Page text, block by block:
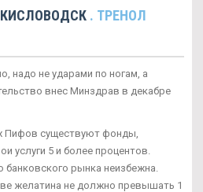
. ТРЕНОЛ
надо не ударами по ногам, а
внес Минздрав в декабре
Пифов существуют фонды,
услуги 5 и более процентов.
банковского рынка неизбежна.
желатина не должно превышать 1